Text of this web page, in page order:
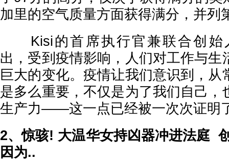
加里的空气质量方面获得满分，并列
Kisi的首席执行官兼联合创始
出，受到疫情影响，人们对工作与生
巨大的变化。疫情让我们意识到，从
是多么重要，不仅是为了我们自己，
生产力——这一点已经被一次次证明
2、惊骇! 大温华女持凶器冲进法庭
因为..